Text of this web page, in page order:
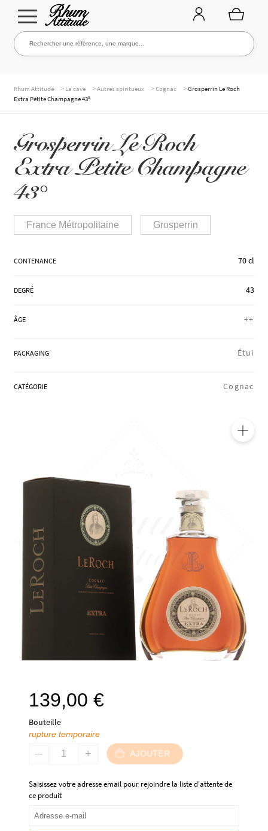
Aller
à
Aller
au
Rechercher une référence, une marque...
Rechercher
NOS RHUMS
MARQUES
Rhum Attitude > La cave >Autres spiritueux >Cognac >Grosperrin Le Roch
Extra Petite Champagne 43°
Grosperrin Le Roch
Extra Petite Champagne
43°
France Métropolitaine Grosperrin
CONTENANCE 70 cl
DEGRÉ 43
ÂGE ++
PACKAGING Étui
CATÉGORIE Cognac
139,00 €
Bouteille
rupture temporaire
AJOUTER
Saisissez votre adresse email pour rejoindre la liste d'attente de
ce produit